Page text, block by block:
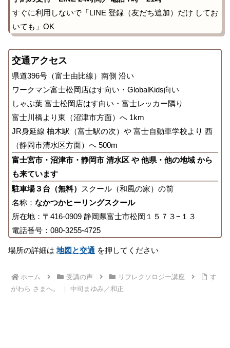
すぐに利用しないで「LINE 登録（友だち追加）だけ してお
いても」OK
交通アクセス
県道396号（富士由比線）南側 沿い
ワークマン富士松岡店はす向い・GlobalKids向い
しゃぶ葉 富士松岡店はす向い・富士レッカー隣り
富士川橋より東（沼津市方面）へ 1km
JR身延線 柚木駅（富士駅の次）や 富士自動車学校より 西
（静岡市清水区方面）へ 500m
富士宮市・沼津市・静岡市 清水区 や 他県・他の地域 から
も来ています
駐車場３台（無料）
スクール（和風の家）の前
名称： なかつかヒーリングスクール
所在地：〒416-0909 静岡県富士市松岡１５７３−１３
電話番号：080-3255-4725
場所の詳細は地図と交通 を押してください
ホーム 受講の声 リフレクソロジー講座
す
がわら さまへ。 ｜ 中司まゆみ／和正